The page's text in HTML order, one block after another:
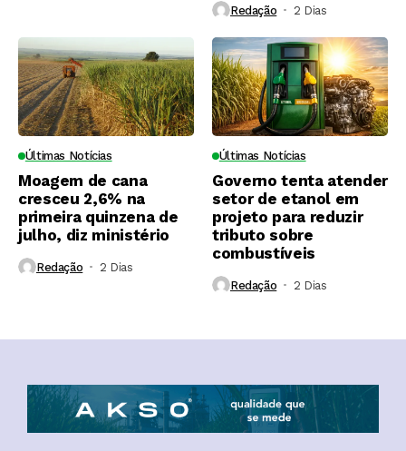
Redação 2 Dias ⁮
Últimas Notícias
Moagem de cana
cresceu 2,6% na
primeira quinzena de
julho, diz ministério
Redação 2 Dias ⁮
Últimas Notícias
Governo tenta atender
setor de etanol em
projeto para reduzir
tributo sobre
combustíveis
Redação 2 Dias ⁮